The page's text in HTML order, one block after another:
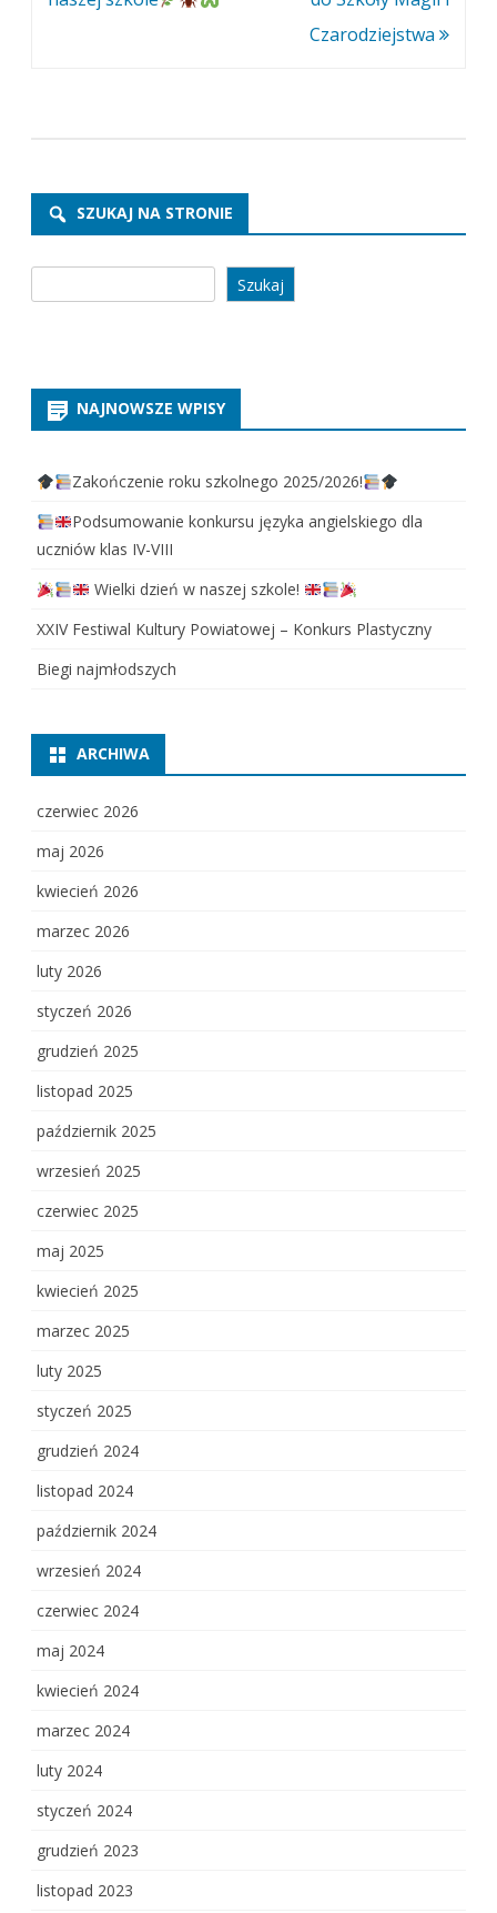
Czarodziejstwa
SZUKAJ NA STRONIE
Szukaj
NAJNOWSZE WPISY
Zakończenie roku szkolnego 2025/2026!
Podsumowanie konkursu języka angielskiego dla
uczniów klas IV-VIII
Wielki dzień w naszej szkole!
XXIV Festiwal Kultury Powiatowej – Konkurs Plastyczny
Biegi najmłodszych
ARCHIWA
czerwiec 2026
maj 2026
kwiecień 2026
marzec 2026
luty 2026
styczeń 2026
grudzień 2025
listopad 2025
październik 2025
wrzesień 2025
czerwiec 2025
maj 2025
kwiecień 2025
marzec 2025
luty 2025
styczeń 2025
grudzień 2024
listopad 2024
październik 2024
wrzesień 2024
czerwiec 2024
maj 2024
kwiecień 2024
marzec 2024
luty 2024
styczeń 2024
grudzień 2023
listopad 2023